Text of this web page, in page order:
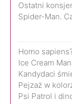
Ostatni
Spider-Man.
Homo
Ice Cream Man
Kandydaci
Pejzaż w
Psi Patrol i